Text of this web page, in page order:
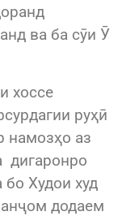
ва ба сӯи Ӯ
хоссе
руҳӣ
намозҳо аз
дигаронро
Худои худ
додаем